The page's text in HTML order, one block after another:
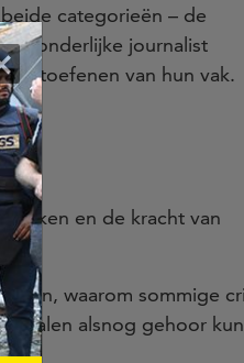
categorieën – de
journalist
uitoefenen van hun vak.
en de kracht van
waarom sommige
alsnog gehoor